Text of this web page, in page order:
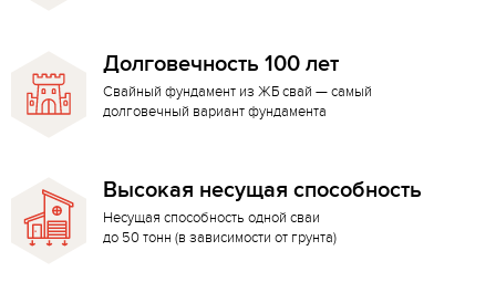
Долговечность 100 лет
Свайный фундамент из ЖБ свай — самый
долговечный вариант фундамента
Высокая несущая способность
Несущая способность одной сваи
до 50 тонн (в зависимости от грунта)